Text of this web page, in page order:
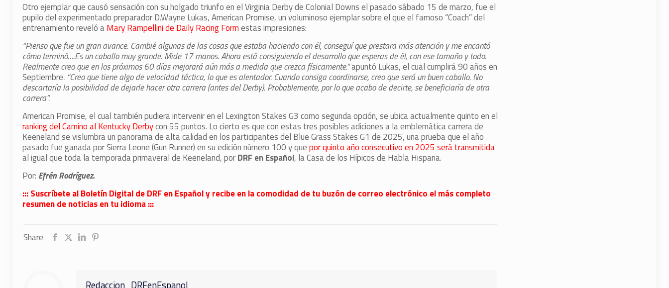
Otro ejemplar que causó sensación con su holgado triunfo en el Virginia Derby de Colonial Downs el pasado sábado 15 de marzo, fue el
pupilo del experimentado preparador D.Wayne Lukas, American Promise, un voluminoso ejemplar sobre el que el famoso “Coach” del
entrenamiento reveló aMary Rampellini de Daily Racing Formestas impresiones:
“Pienso que fue un gran avance. Cambié algunas de las cosas que estaba haciendo con él, conseguí que prestara más atención y me encantó
cómo terminó….Es un caballo muy grande. Mide 17 manos. Ahora está consiguiendo el desarrollo que esperas de él, con ese tamaño y todo.
Realmente creo que en los próximos 60 días mejorará aún más a medida que crezca físicamente.”apuntó Lukas, el cual cumplirá 90 años en
Septiembre. “Creo que tiene algo de velocidad táctica, lo que es alentador. Cuando consiga coordinarse, creo que será un buen caballo. No
descartaría la posibilidad de dejarle hacer otra carrera (antes del Derby). Probablemente, por lo que acabo de decirte, se beneficiaría de otra
carrera”.
American Promise, el cual también pudiera intervenir en el Lexington Stakes G3 como segunda opción, se ubica actualmente quinto en el
ranking del Camino al Kentucky Derbycon 55 puntos. Lo cierto es que con estas tres posibles adiciones a la emblemática carrera de
Keeneland se vislumbra un panorama de alta calidad en los participantes del Blue Grass Stakes G1 de 2025, una prueba que el año
pasado fue ganada por Sierra Leone (Gun Runner) en su edición número 100 y quepor quinto año consecutivo en 2025 será transmitida
al igual que toda la temporada primaveral de Keeneland, porDRF en Español, la Casa de los Hípicos de Habla Hispana.
Por: Efrén Rodríguez.
::: Suscríbete al Boletín Digital de DRF en Español y recibe en la comodidad de tu buzón de correo electrónico el más completo
resumen de noticias en tu idioma :::
Share
Redaccion_DRFenEspanol